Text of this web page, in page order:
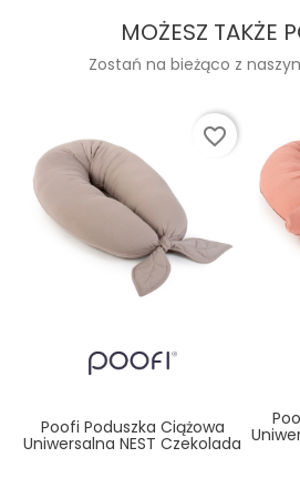
MOŻESZ TAKŻE
Zostań na bieżąco z
Poofi Poduszka Ciążowa
Uniwersalna NEST Czekolada
favorite_border